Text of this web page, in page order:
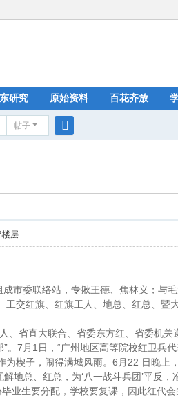
研究 原始资料 百花齐放
帖子
楼层
市委联络站，专揪王德、焦林义；与
工交红旗、红旗工人、地总、红总、暨
、省直大联合、省委东方红、省委机
”。 7 月 1 日 ， “广州地区高等院校红卫兵
楔子，闹得满城风雨。 6 月 22 日晚上
解地总、红总，为‘八一战斗兵团 ’平反，
毕业生要分配，学校要复课，因此红代